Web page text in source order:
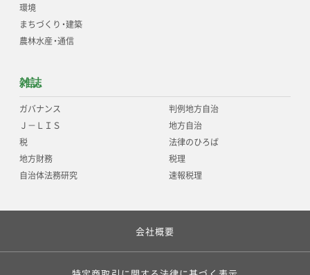
環境
まちづくり・建築
農林水産・通信
雑誌
ガバナンス
Ｊ－ＬＩＳ
税
地方財務
自治体法務研究
判例地方自治
地方自治
法律のひろば
税理
速報税理
会社概要